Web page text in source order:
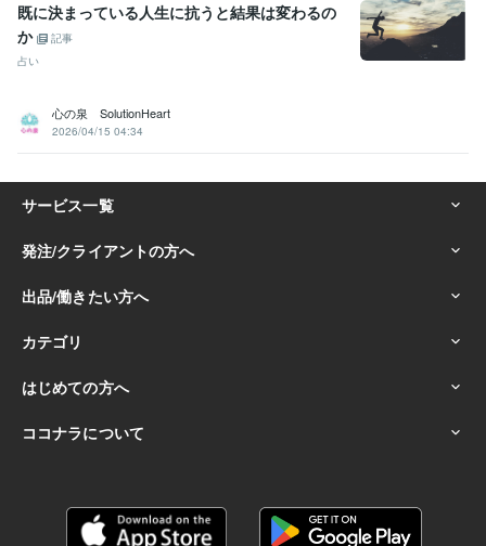
既に決まっている人生に抗うと結果は変わるの
か
記事
占い
心の泉 SolutionHeart
2026/04/15 04:34